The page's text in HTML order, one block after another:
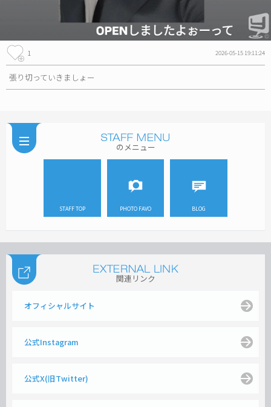
1 2026-05-15 19:11:24
張り切っていきましょー
のメニュー
STAFF TOP PHOTO FAVO BLOG
関連リンク
オフィシャルサイト
公式Instagram
公式X(旧Twitter)